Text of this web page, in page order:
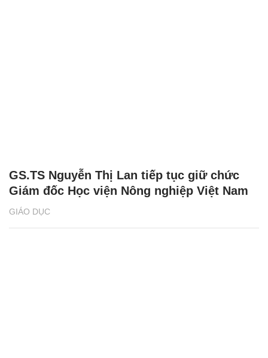
GIÁO DỤC
GS.TS Nguyễn Thị Lan tiếp tục giữ chức
Giám đốc Học viện Nông nghiệp Việt Nam